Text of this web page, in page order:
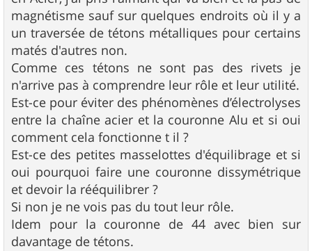
magnétisme sauf sur quelques endroits où il y a
un traversée de tétons métalliques pour certains
matés d'autres non.
Comme ces tétons ne sont pas des rivets je
n'arrive pas à comprendre leur rôle et leur utilité.
Est-ce pour éviter des phénomènes d’électrolyses
entre la chaîne acier et la couronne Alu et si oui
comment cela fonctionne t il ?
Est-ce des petites masselottes d'équilibrage et si
oui pourquoi faire une couronne dissymétrique
et devoir la rééquilibrer ?
Si non je ne vois pas du tout leur rôle.
Idem pour la couronne de 44 avec bien sur
davantage de tétons.